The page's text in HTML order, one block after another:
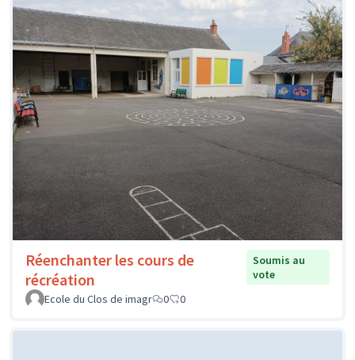
Réenchanter les cours de
récréation
Soumis au
vote
Ecole du Clos de imagr
0 0